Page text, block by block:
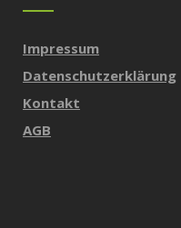
Impressum
Datenschutzerklärung
Kontakt
AGB